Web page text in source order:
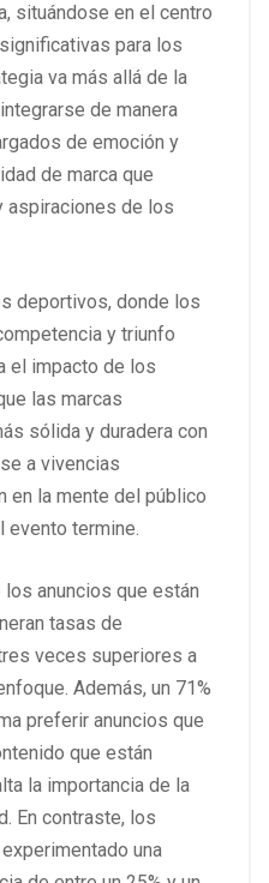
situándose en el centro
para los
va más allá de la
de manera
de emoción y
de marca que
aspiraciones de los
deportivos, donde los
y triunfo
el impacto de los
las marcas
sólida y duradera con
a vivencias
en la mente del público
evento termine.
anuncios que están
tasas de
veces superiores a
Además, un 71%
preferir anuncios que
que están
la importancia de la
En contraste, los
una